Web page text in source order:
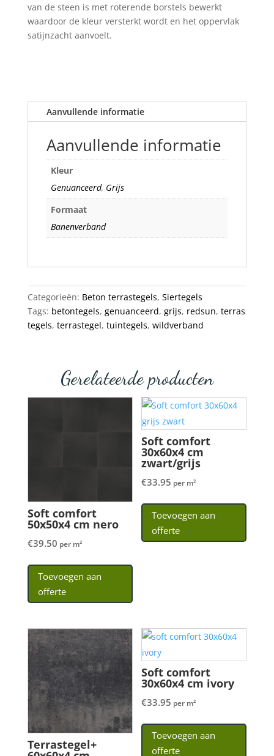
van de steen is met roterende borstels bewerkt
waardoor de kleur versterkt wordt en het oppervlak
satijnzacht aanvoelt.
Aanvullende informatie
Aanvullende informatie
Kleur
Genuanceerd, Grijs
Formaat
Banenverband
Categorieën: Beton terrastegels, Siertegels
Tags: betontegels, genuanceerd, grijs, redsun, terras
tegels, terrastegel, tuintegels, wildverband
Gerelateerde producten
Soft comfort
50x50x4 cm nero
€39.50 per m²
Toevoegen aan
offerte
Soft comfort
30x60x4 cm
zwart/grijs
€33.95 per m²
Toevoegen aan
offerte
Terrastegel+
Soft comfort
30x60x4 cm ivory
€33.95 per m²
Toevoegen aan
offerte